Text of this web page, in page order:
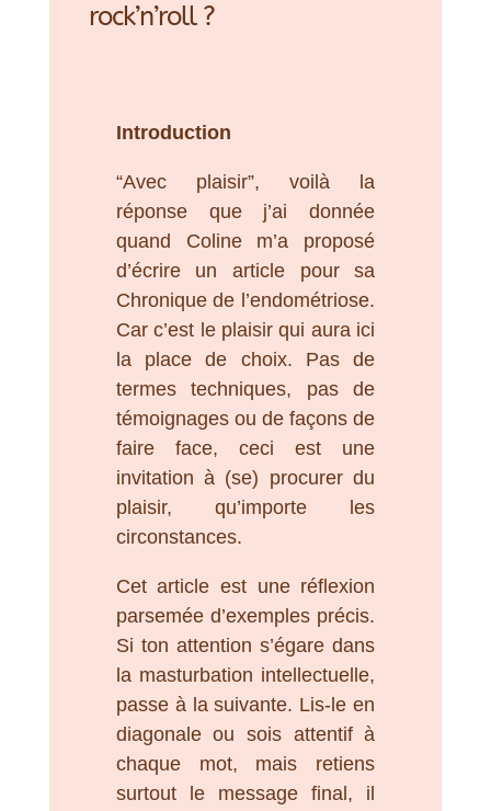
rock’n’roll ?
Introduction
“Avec plaisir”, voilà la
réponse que j’ai donnée
quand Coline m’a proposé
d’écrire un article pour sa
Chronique de l’endométriose.
Car c’est le plaisir qui aura ici
la place de choix. Pas de
termes techniques, pas de
témoignages ou de façons de
faire face, ceci est une
invitation à (se) procurer du
plaisir, qu’importe les
circonstances.
Cet article est une réflexion
parsemée d’exemples précis.
Si ton attention s’égare dans
la masturbation intellectuelle,
passe à la suivante. Lis-le en
diagonale ou sois attentif à
chaque mot, mais retiens
surtout le message final, il